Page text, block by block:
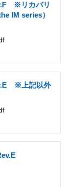
※リカバリ
IM series）
※上記以外